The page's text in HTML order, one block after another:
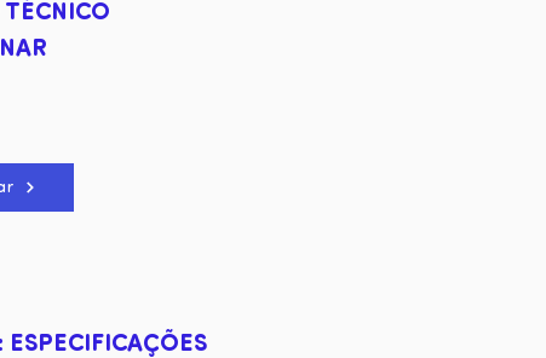
TÉCNICO
ESPECIFICAÇÕES